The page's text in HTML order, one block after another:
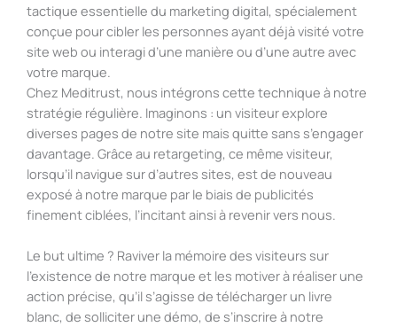
tactique essentielle du marketing digital, spécialement
conçue pour cibler les personnes ayant déjà visité votre
site web ou interagi d’une manière ou d’une autre avec
votre marque.
Chez Meditrust, nous intégrons cette technique à notre
stratégie régulière. Imaginons : un visiteur explore
diverses pages de notre site mais quitte sans s’engager
davantage. Grâce au retargeting, ce même visiteur,
lorsqu’il navigue sur d’autres sites, est de nouveau
exposé à notre marque par le biais de publicités
finement ciblées, l’incitant ainsi à revenir vers nous.
Le but ultime ? Raviver la mémoire des visiteurs sur
l’existence de notre marque et les motiver à réaliser une
action précise, qu’il s’agisse de télécharger un livre
blanc, de solliciter une démo, de s’inscrire à notre